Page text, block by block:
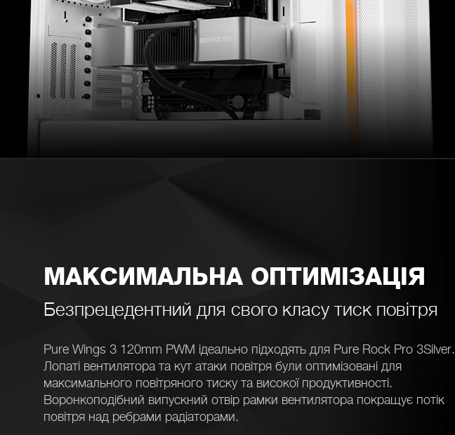
МАКСИМАЛЬНА ОПТИМІЗАЦІЯ
Безпрецедентний для свого класу тиск повітря
Pure Wings 3 120mm PWM ідеально підходять для Pure Rock Pro 3Silver.
Лопаті вентилятора та кут атаки повітря були оптимізовані для
максимального повітряного тиску та високої продуктивності.
Воронкоподібний випускний отвір рамки вентилятора покращує потік
повітря над ребрами радіаторами.